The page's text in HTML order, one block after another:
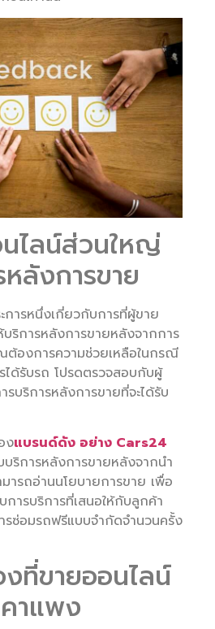
ไลน์ส่วนใหญ่
หลังการขาย
การหนึ่งเกี่ยวกับการที่ผู้ขาย
ริการหลังการขายหลังจากการ
ต้องการความช่วยเหลือในกรณี
ด้รับรถ โปรดตรวจสอบกับผู้
รบริการหลังการขายที่จะได้รับ
งแบรนด์ดัง อย่าง Cars24
ริการหลังการขายหลังจากนำ
ารถอ่านนโยบายการขาย เพื่อ
การบริการที่เสนอให้กับลูกค้า
รซ่อมรถฟรีแบบจำกัดจำนวนครั้ง
ที่ขายออนไลน์
าแพง